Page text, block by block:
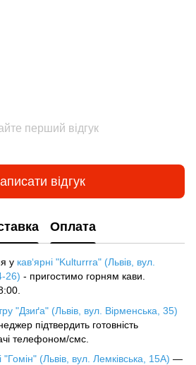
перший відгук
відгук
Оплата
у кав‘ярні "Kulturrra" (Львів, вул.
26) - пригостимо горням кави.
"Дзиґа" (Львів, вул. Вірменська, 35)
підтвердить готовність
телефоном/смс.
"Гомін" (Львів, вул. Лемківська, 15А) —